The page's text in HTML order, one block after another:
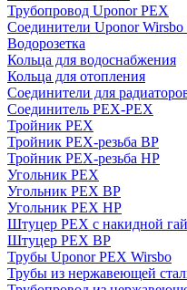
Трубопровод Uponor PEX
Соединители Uponor Wirsbo
Водорозетка
Кольца для водоснабжения
Кольца для отопления
Соединители для
Соединитель PEX-PEX
Тройник PEX
Тройник PEX-резьба ВР
Тройник PEX-резьба НР
Угольник PEX
Угольник PEX ВР
Угольник PEX НР
Штуцер PEX c накидной
Штуцер PEX ВР
Трубы Uponor PEX Wirsbo
Трубы из нержавеющей